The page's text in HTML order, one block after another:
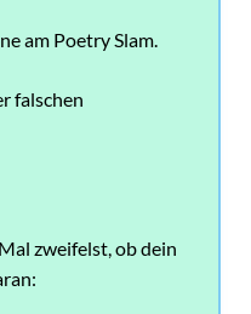
am Poetry Slam.
falschen
zweifelst, ob dein